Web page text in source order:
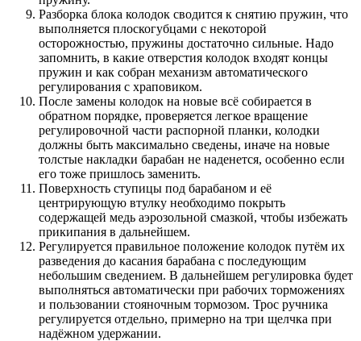
Разборка блока колодок сводится к снятию пружин, что
выполняется плоскогубцами с некоторой
осторожностью, пружины достаточно сильные. Надо
запомнить, в какие отверстия колодок входят концы
пружин и как собран механизм автоматического
регулирования с храповиком.
После замены колодок на новые всё собирается в
обратном порядке, проверяется легкое вращение
регулировочной части распорной планки, колодки
должны быть максимально сведены, иначе на новые
толстые накладки барабан не наденется, особенно если
его тоже пришлось заменить.
Поверхность ступицы под барабаном и её
центрирующую втулку необходимо покрыть
содержащей медь аэрозольной смазкой, чтобы избежать
прикипания в дальнейшем.
Регулируется правильное положение колодок путём их
разведения до касания барабана с последующим
небольшим сведением. В дальнейшем регулировка будет
выполняться автоматически при рабочих торможениях
и пользовании стояночным тормозом. Трос ручника
регулируется отдельно, примерно на три щелчка при
надёжном удержании.